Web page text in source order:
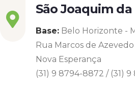
São Joaquim da
Base: Belo Horizonte -
Rua Marcos de Azevedo
Nova Esperança
(31) 9 8794-8872 / (31)